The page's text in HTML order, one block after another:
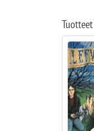
Tuotteet